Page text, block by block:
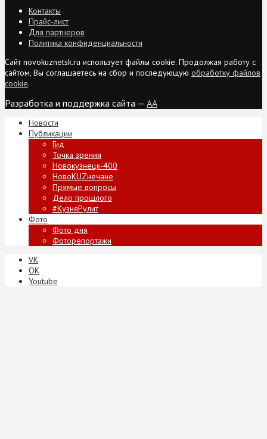
Контакты
Прайс-лист
Для партнеров
Политика конфиденциальности
Сайт novokuznetsk.ru использует файлы cookie. Продолжая работу с
сайтом, Вы соглашаетесь на сбор и последующую обработку файлов
cookie.
Разработка и поддержка сайта — AA
Новости
Публикации
Гид
Точка зрения
Новокузнецк-400
НовоKUZнечане
Прямые вопросы
Дело прошлого
#КузняРулит
Фото
Фото дня
Фоторепортажи
VK
ОК
Youtube